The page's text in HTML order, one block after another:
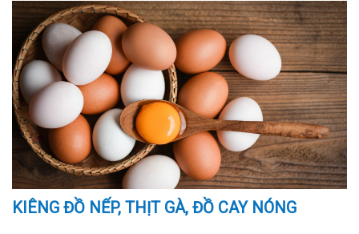
KIÊNG ĐỒ NẾP, THỊT GÀ, ĐỒ CAY NÓNG